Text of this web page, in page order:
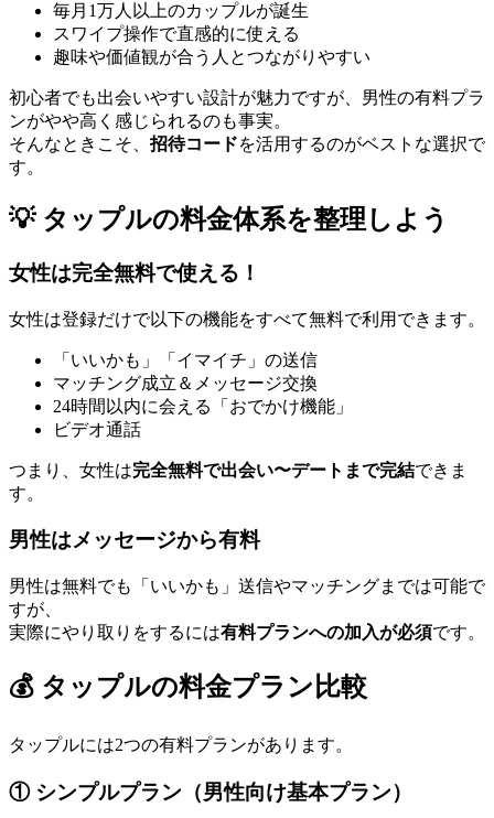
毎月1万人以上のカップルが誕生
スワイプ操作で直感的に使える
趣味や価値観が合う人とつながりやすい
初心者でも出会いやすい設計が魅力ですが、男性の有料プラ
ンがやや高く感じられるのも事実。
そんなときこそ、 招待コードを活用するのがベストな選択で
す。
💡 タップルの料金体系を整理しよう
女性は完全無料で使える！
女性は登録だけで以下の機能をすべて無料で利用できます。
「いいかも」「イマイチ」の送信
マッチング成立＆メッセージ交換
24時間以内に会える「おでかけ機能」
ビデオ通話
つまり、女性は完全無料で出会い〜デートまで完結できま
す。
男性はメッセージから有料
男性は無料でも「いいかも」送信やマッチングまでは可能で
すが、
実際にやり取りをするには有料プランへの加入が必須です。
💰 タップルの料金プラン比較
タップルには2つの有料プランがあります。
① シンプルプラン（男性向け基本プラン）